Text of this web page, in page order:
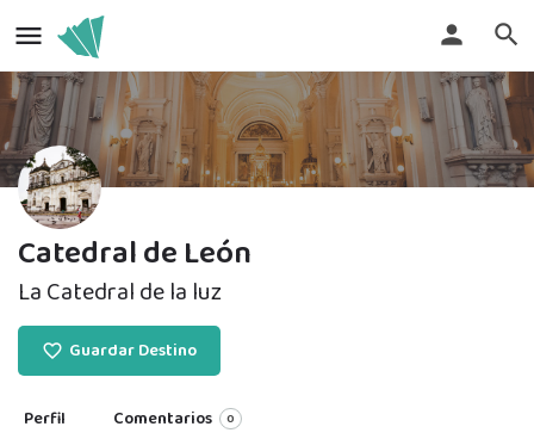
Catedral de León
La Catedral de la luz
Guardar Destino
Perfil Comentarios 0